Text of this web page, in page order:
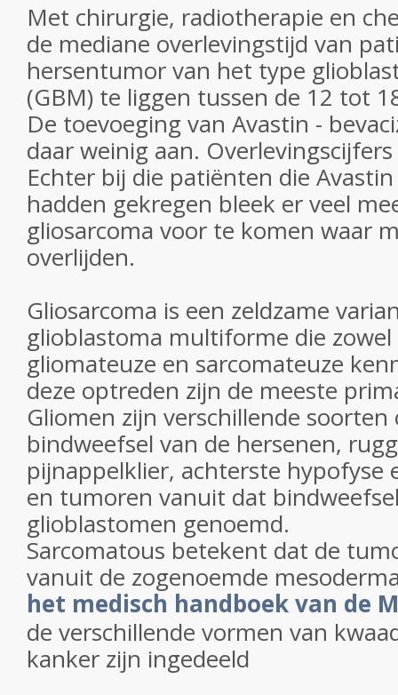
Met chirurgie, radiotherapie en
de mediane overlevingstijd van
hersentumor van het type
(GBM) te liggen tussen de 12 tot
De toevoeging van Avastin -
daar weinig aan.
Echter bij die patiënten die
hadden gekregen bleek er veel
gliosarcoma voor te komen waar
overlijden.
Gliosarcoma is een zeldzame
glioblastoma multiforme die
gliomateuze en sarcomateuze
deze optreden zijn de meeste
Gliomen zijn verschillende soorten
bindweefsel van de hersenen,
pijnappelklier, achterste hypofyse
en tumoren vanuit dat
glioblastomen genoemd.
Sarcomatous betekent dat de
vanuit de zogenoemde
het medisch handboek van de
de verschillende vormen van
kanker zijn ingedeeld